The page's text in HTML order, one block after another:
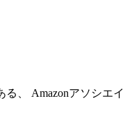
、 Amazonアソシエイ